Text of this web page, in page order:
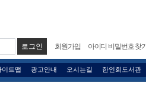
회원가입 아이디 비밀번호 찾기
이트맵 광고안내 오시는길 한인회도서관